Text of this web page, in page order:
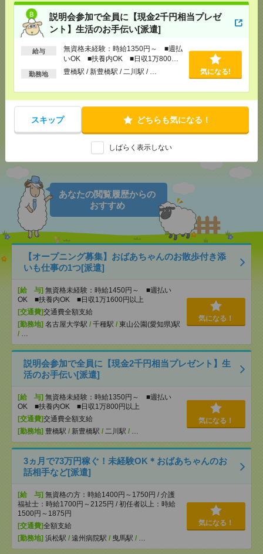
説明会参加で全員に【現金2千円相当プレゼ
ント】生活のお手伝い[派遣]
給与
無資格未経験：時給1350円～ ■週払
いOK ■扶養内OK ■日収1万800円
以上
勤務地 豊橋駅 / 新豊橋駅 / 二川駅 / … 気になる!
スキップ どちらも気になる！
しばらく表示しない
応募ページへ
気になる！ 電話応募
で送る LINE
ツイート
あなたの閲覧履歴からの
おすすめ
【オープニング募集】おばあちゃんのお散歩付き添
いも仕事の1つ[派遣]
[給 与] 無資格未経験：時給1450円～ ■週払い
OK ■扶養内OK ■日収1万1600円以上
[交通費]交通費全額支給
[勤務地] 名古屋大学駅 / 千種駅 / 東山公園(愛知県)駅
/ …
気になる！
説明会参加で全員に【現金2千円相当プレゼント】生
活のお手伝い[派遣]
[給 与] 無資格未経験：時給1350円～ ■週払い
OK ■扶養内OK ■日収1万800円以上
[交通費]交通費全額支給
[勤務地] 豊橋駅 / 新豊橋駅 / 二川駅 / …
気になる！
3ヵ月で73万円稼ぐ！未経験OK＊おばあちゃんのお
話相手など[派遣]
[給 与] 無資格の方：時給1400円～1750円 / 介護
福祉士：時給1700円～2125円 / 初任者以上：時給
1500円～1875円
[交通費]全額支給
[勤務地] 浜松駅 / 遠州病院駅 / 曳馬駅 / …
気になる！